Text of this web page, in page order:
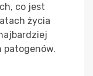
co jest
życia
patogenów.